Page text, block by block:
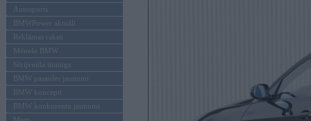
Autosports
BMWPower aktuāli
Reklāmas raksti
Mēneša BMW
Sērijveida tūnings
BMW pasaules jaunumi
BMW koncepti
BMW konkurentu jaunumi